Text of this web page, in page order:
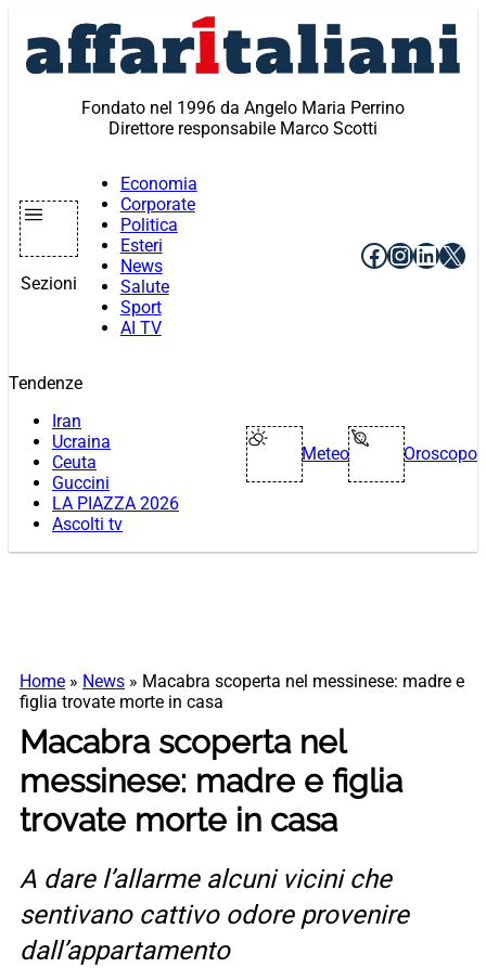
contenuto
Fondato nel 1996 da Angelo Maria Perrino
Direttore responsabile Marco Scotti
Sezioni
Economia
Corporate
Politica
Esteri
News
Salute
Sport
AI TV
Facebook
X
Tendenze
Iran
Ucraina
Ceuta
Guccini
LA PIAZZA 2026
Ascolti tv
Meteo Oroscopo
Home » News » Macabra scoperta nel messinese: madre e
figlia trovate morte in casa
Macabra scoperta nel
messinese: madre e figlia
trovate morte in casa
A dare l’allarme alcuni vicini che
sentivano cattivo odore provenire
dall’appartamento